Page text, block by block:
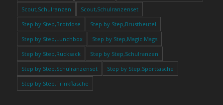
Scout,Schulranzen
Scout,Schulranzenset
Step by Step,Brotdose
Step by Step,Brustbeutel
Step by Step,Lunchbox
Step by Step,Magic Mags
Step by Step,Rucksack
Step by Step,Schulranzen
Step by Step,Schulranzenset
Step by Step,Sporttasche
Step by Step,Trinkflasche